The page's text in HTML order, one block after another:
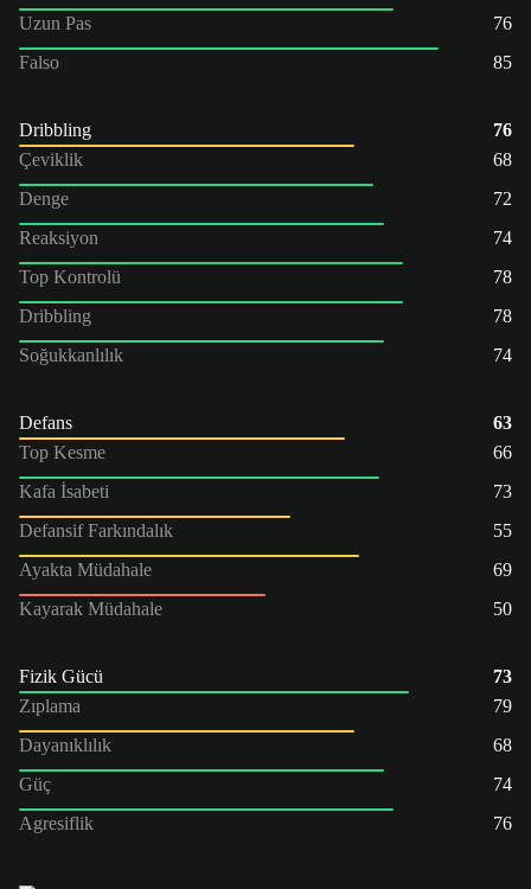
Uzun Pas
76
Falso
85
Dribbling
76
Çeviklik
68
Denge
72
Reaksiyon
74
Top Kontrolü
78
Dribbling
78
Soğukkanlılık
74
Defans
63
Top Kesme
66
Kafa İsabeti
73
Defansif Farkındalık
55
Ayakta Müdahale
69
Kayarak Müdahale
50
Fizik Gücü
73
Zıplama
79
Dayanıklılık
68
Güç
74
Agresiflik
76